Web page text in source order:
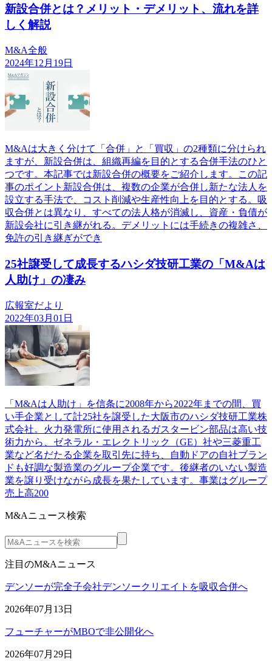
新設合併とは？メリット・デメリット、流れを詳
しく解説
M&A全般
2024年12月19日
M&Aは大きく分けて「合併」と「買収」の2種類に分けられ
ますが、新設合併は、組織再編を目的とする合併手法のひと
つです。本記事では新設合併の概要をご紹介します。この記
事のポイント新設合併は、複数の企業が合併し新たな法人を
設立する手法で、コスト削減や生産性向上を目的とする。吸
収合併とは異なり、すべての法人格が消滅し、資産・負債が
新設会社に引き継がれる。デメリットには手続きの複雑さ、
免許の引き継ぎができ
25社譲受して成長するハシダ技研工業の「M&Aは
人助け」の凄み
広報室だより
2022年03月01日
「M&Aは人助け」を信条に2008年から2022年までの間、買
い手企業として計25社を譲受した大阪市のハシダ技研工業株
式会社。火力発電所に使用されるガスタービン部品は高い技
術力から、ゼネラル・エレクトリック（GE）社や三菱重工
業など名だたる企業を取引先に持ち、自動ドアの自社ブラン
ドも好調な製造業のグループ企業です。後継者のいない製造
業を譲り受けながら成長を果たしています。事業はグループ
売上高200
M&Aニュース検索
注目のM&Aニュース
デンソーが完全子会社デンソークリエイトを吸収合併へ
2026年07月13日
フューチャーがMBOで非公開化へ
2026年07月29日